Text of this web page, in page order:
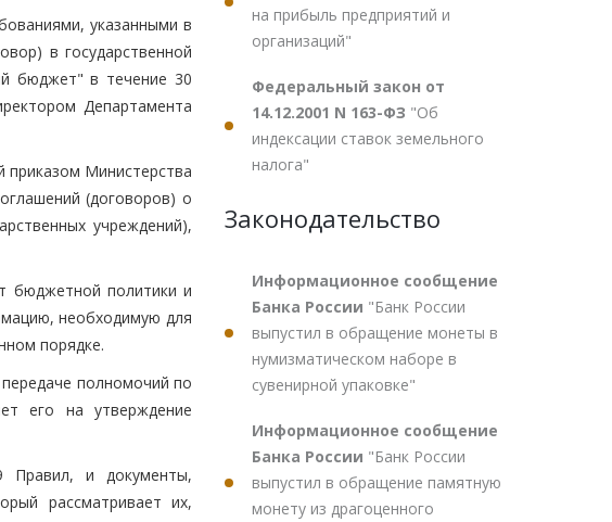
указанными в
в государственной
бюджет" в течение 30
Департамента
приказом Министерства
(договоров) о
учреждений),
бюджетной политики и
необходимую для
порядке.
полномочий по
его на утверждение
Правил, и документы,
рассматривает их,
на прибыль предприятий и
организаций"
Федеральный закон от
14.12.2001 N 163-ФЗ "Об
индексации ставок земельного
налога"
Законодательство
Информационное сообщение
Банка России "Банк России
выпустил в обращение монеты в
нумизматическом наборе в
сувенирной упаковке"
Информационное сообщение
Банка России "Банк России
выпустил в обращение памятную
монету из драгоценного